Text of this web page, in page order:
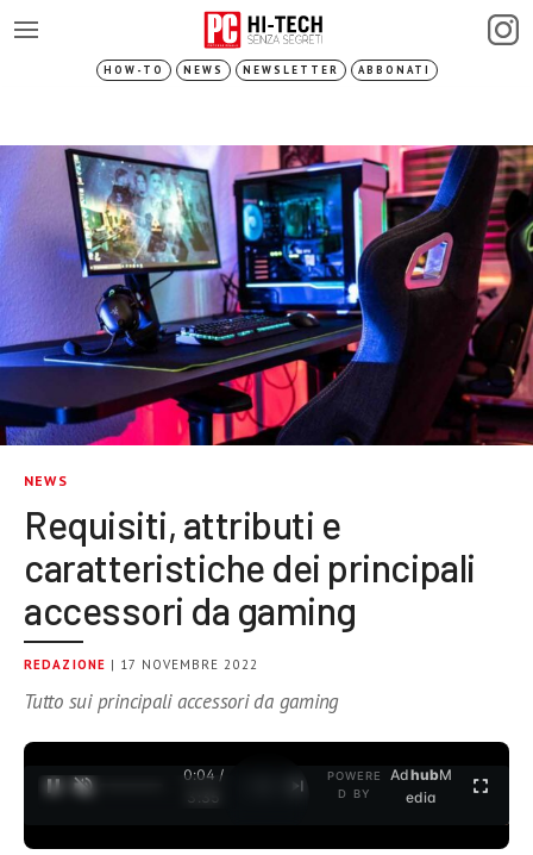
HOW-TO NEWS NEWSLETTER ABBONATI
NEWS
Requisiti, attributi e
caratteristiche dei principali
accessori da gaming
REDAZIONE | 17 NOVEMBRE 2022
Tutto sui principali accessori da gaming
0:04 /
3:35
POWERE
D BY
AdhubM
edia